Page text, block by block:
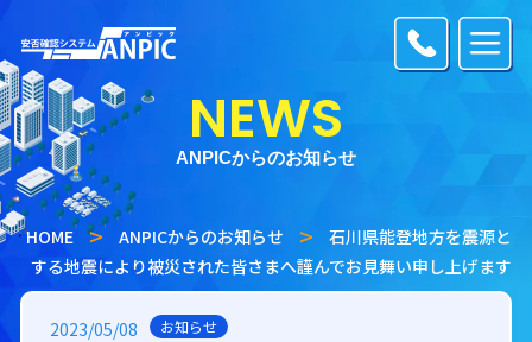
NEWS
ANPICからのお知らせ
HOME ANPICからのお知らせ
石川県能登地方を震源と
する地震により被災された皆さまへ謹んでお見舞い申し上げます
2023/05/08 お知らせ